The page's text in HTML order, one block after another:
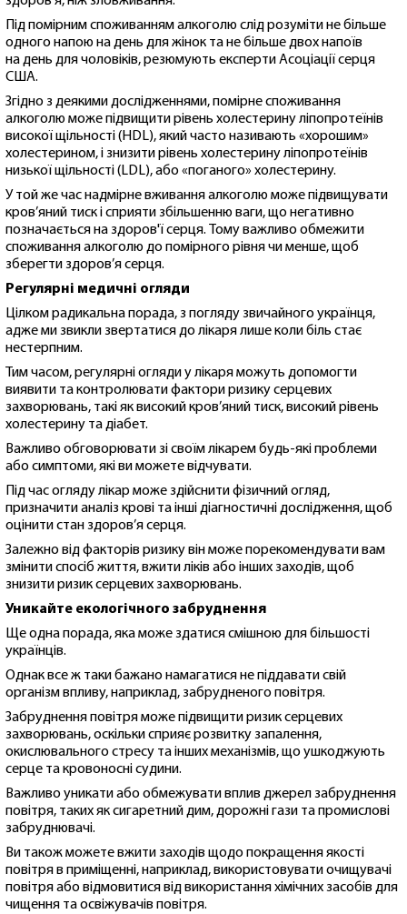
Під помірним споживанням алкоголю слід розуміти не більше
одного напою на день для жінок та не більше двох напоїв
на день для чоловіків, резюмують експерти Асоціації серця
США.
Згідно з деякими дослідженнями, помірне споживання
алкоголю може підвищити рівень холестерину ліпопротеїнів
високої щільності (HDL), який часто називають «хорошим»
холестерином, і знизити рівень холестерину ліпопротеїнів
низької щільності (LDL), або «поганого» холестерину.
У той же час надмірне вживання алкоголю може підвищувати
кров’яний тиск і сприяти збільшенню ваги, що негативно
позначається на здоров'ї серця. Тому важливо обмежити
споживання алкоголю до помірного рівня чи менше, щоб
зберегти здоров’я серця.
Регулярні медичні огляди
Цілком радикальна порада, з погляду звичайного українця,
адже ми звикли звертатися до лікаря лише коли біль стає
нестерпним.
Тим часом, регулярні огляди у лікаря можуть допомогти
виявити та контролювати фактори ризику серцевих
захворювань, такі як високий кров’яний тиск, високий рівень
холестерину та діабет.
Важливо обговорювати зі своїм лікарем будь-які проблеми
або симптоми, які ви можете відчувати.
Під час огляду лікар може здійснити фізичний огляд,
призначити аналіз крові та інші діагностичні дослідження, щоб
оцінити стан здоров’я серця.
Залежно від факторів ризику він може порекомендувати вам
змінити спосіб життя, вжити ліків або інших заходів, щоб
знизити ризик серцевих захворювань.
Уникайте екологічного забруднення
Ще одна порада, яка може здатися смішною для більшості
українців.
Однак все ж таки бажано намагатися не піддавати свій
організм впливу, наприклад, забрудненого повітря.
Забруднення повітря може підвищити ризик серцевих
захворювань, оскільки сприяє розвитку запалення,
окислювального стресу та інших механізмів, що ушкоджують
серце та кровоносні судини.
Важливо уникати або обмежувати вплив джерел забруднення
повітря, таких як сигаретний дим, дорожні гази та промислові
забруднювачі.
Ви також можете вжити заходів щодо покращення якості
повітря в приміщенні, наприклад, використовувати очищувачі
повітря або відмовитися від використання хімічних засобів для
чищення та освіжувачів повітря.